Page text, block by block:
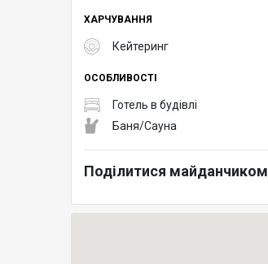
ХАРЧУВАННЯ
Кейтеринг
ОСОБЛИВОСТІ
Готель в будівлі
Баня/Сауна
Поділитися майданчиком